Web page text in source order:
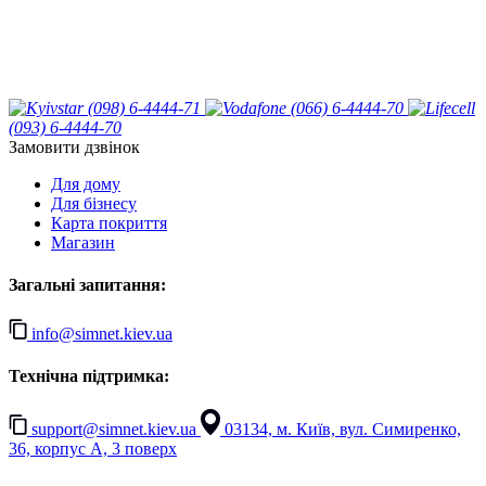
(098) 6-4444-71
(066) 6-4444-70
(093) 6-4444-70
Замовити дзвінок
Для дому
Для бізнесу
Карта покриття
Магазин
Загальні запитання:
info@simnet.kiev.ua
Технічна підтримка:
support@simnet.kiev.ua
03134, м. Київ, вул. Симиренко,
36, корпус А, 3 поверх